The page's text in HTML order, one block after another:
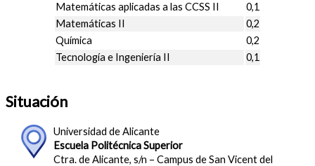
Matemáticas aplicadas a las CCSS II
0,1
Matemáticas II
0,2
Química
0,2
Tecnología e Ingeniería II
0,1
Situación
Universidad de Alicante
Escuela Politécnica Superior
Ctra. de Alicante, s/n – Campus de San Vicent del